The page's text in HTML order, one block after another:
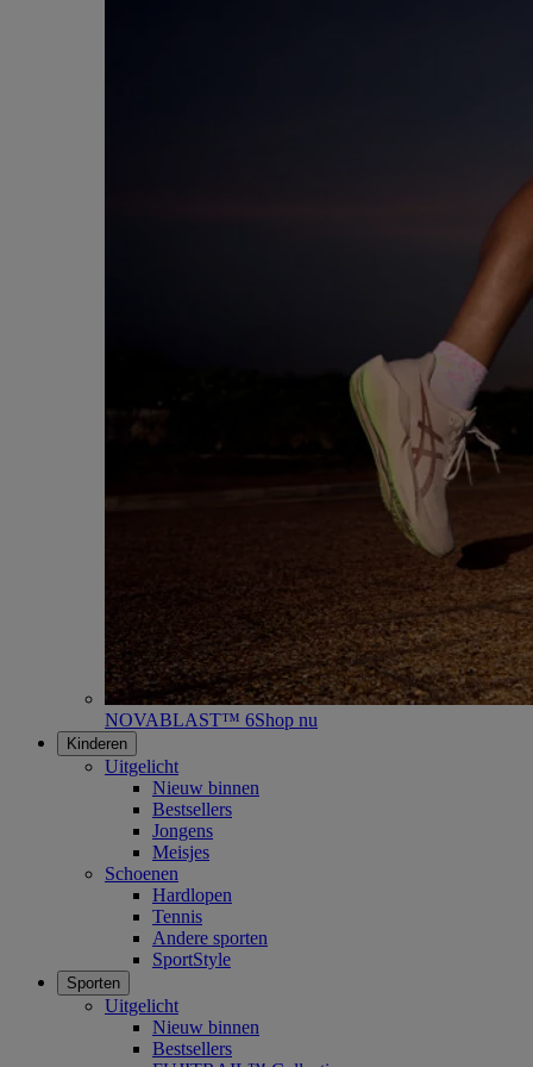
NOVABLAST™ 6Shop nu
Kinderen
Uitgelicht
Nieuw binnen
Bestsellers
Jongens
Meisjes
Schoenen
Hardlopen
Tennis
Andere sporten
SportStyle
Sporten
Uitgelicht
Nieuw binnen
Bestsellers